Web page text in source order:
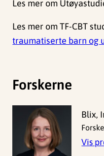
Les mer om
Les mer om TF-CBT
traumatiserte barn og
Forskerne
Blix,
Vis